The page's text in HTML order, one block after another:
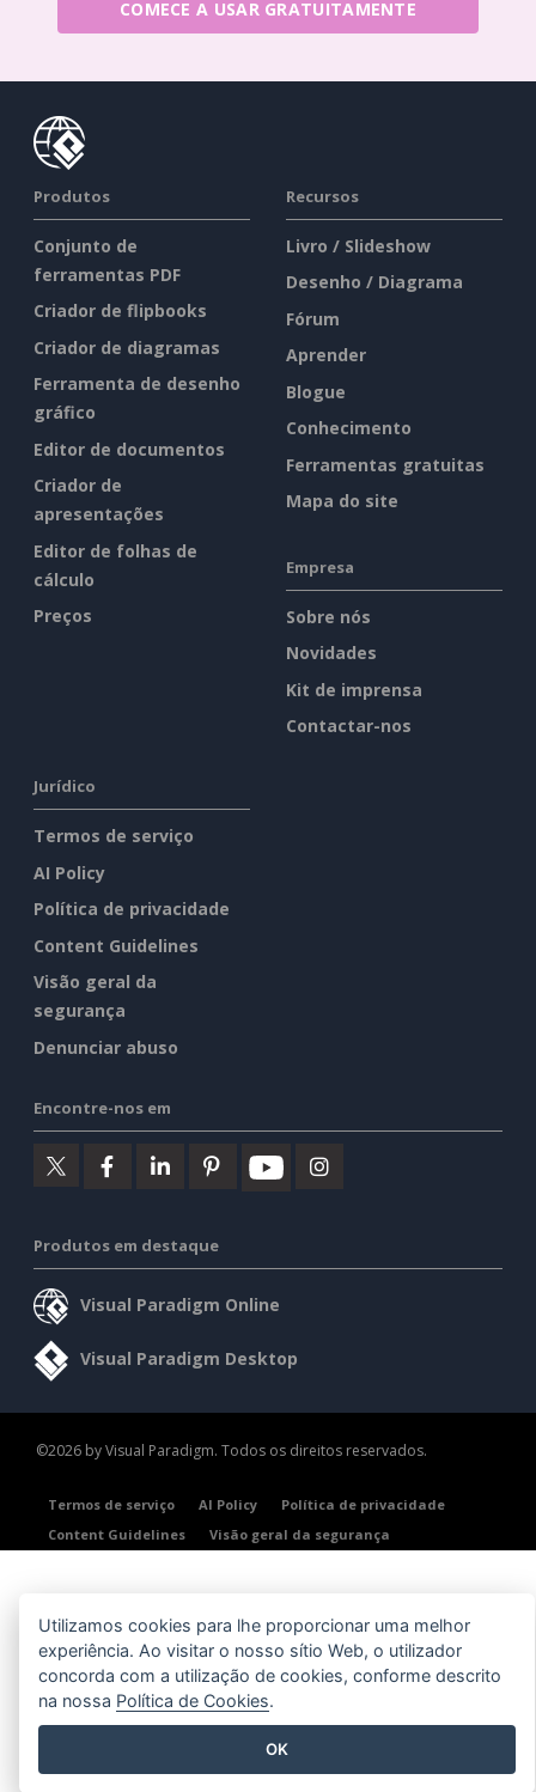
COMECE A USAR GRATUITAMENTE
Produtos
Conjunto de
ferramentas PDF
Criador de flipbooks
Criador de diagramas
Ferramenta de desenho
gráfico
Editor de documentos
Criador de
apresentações
Editor de folhas de
cálculo
Preços
Recursos
Livro / Slideshow
Desenho / Diagrama
Fórum
Aprender
Blogue
Conhecimento
Ferramentas gratuitas
Mapa do site
Empresa
Sobre nós
Novidades
Kit de imprensa
Contactar-nos
Jurídico
Termos de serviço
AI Policy
Política de privacidade
Content Guidelines
Visão geral da
segurança
Denunciar abuso
Encontre-nos em
Produtos em destaque
Visual Paradigm Online
Visual Paradigm Desktop
©2026 by Visual Paradigm. Todos os direitos reservados.
Termos de serviço AI Policy
Política de privacidade
Content Guidelines
Visão geral da segurança
Utilizamos cookies para lhe proporcionar uma melhor
experiência. Ao visitar o nosso sítio Web, o utilizador
concorda com a utilização de cookies, conforme descrito
na nossa Política de Cookies.
OK